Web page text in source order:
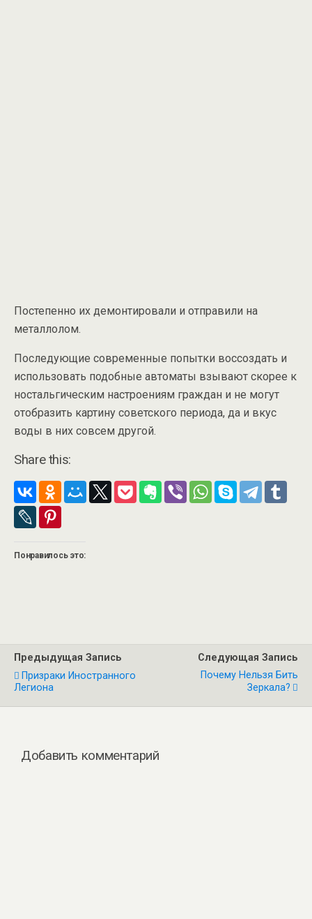
Постепенно их демонтировали и отправили на
металлолом.
Последующие современные попытки воссоздать и
использовать подобные автоматы взывают скорее к
ностальгическим настроениям граждан и не могут
отобразить картину советского периода, да и вкус
воды в них совсем другой.
Share this:
Понравилось это:
Предыдущая Запись
Призраки Иностранного
Легиона
Следующая Запись
Почему Нельзя Бить
Зеркала?
Добавить комментарий